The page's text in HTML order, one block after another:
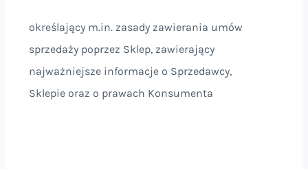
określający m.in. zasady zawierania umów
sprzedaży poprzez Sklep, zawierający
najważniejsze informacje o Sprzedawcy,
Sklepie oraz o prawach Konsumenta